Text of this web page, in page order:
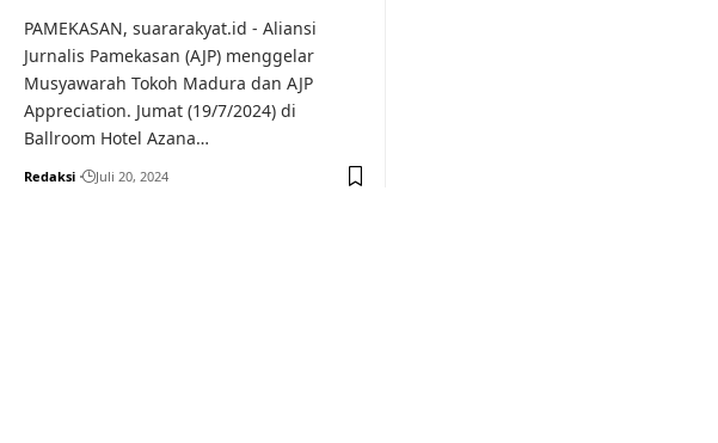
PAMEKASAN, suararakyat.id - Aliansi
Jurnalis Pamekasan (AJP) menggelar
Musyawarah Tokoh Madura dan AJP
Appreciation. Jumat (19/7/2024) di
Ballroom Hotel Azana…
Redaksi Juli 20, 2024